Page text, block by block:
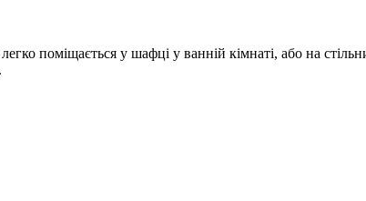
поміщається у шафці у ванній кімнаті, або на